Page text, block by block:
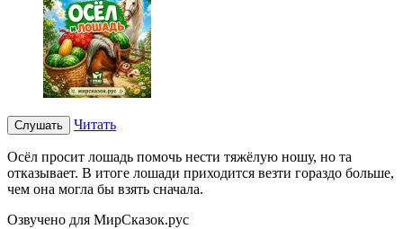
Слушать Читать
Осёл просит лошадь помочь нести тяжёлую ношу, но та
отказывает. В итоге лошади приходится везти гораздо больше,
чем она могла бы взять сначала.
Озвучено для МирСказок.рус